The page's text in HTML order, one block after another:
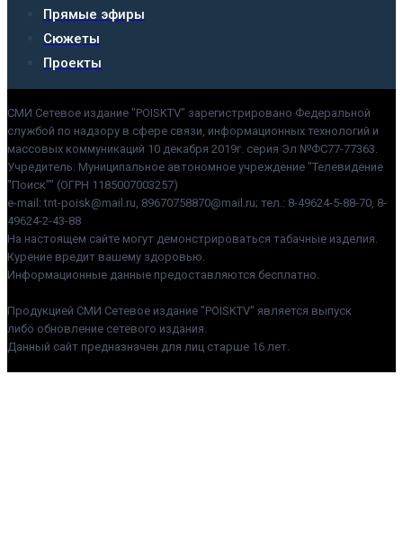
Прямые эфиры
Сюжеты
Проекты
СМИ Сетевое издание "POISKTV" зарегистрировано Федеральной
службой по надзору в сфере связи, информационных технологий и
массовых коммуникаций 10 декабря 2019г. серия Эл №ФС77-77363.
Учредитель: Муниципальное автономное учреждение "Телевидение
"Поиск"" (ОГРН 1185007003257)
e-mail: tnt-poisk@mail.ru, 89670758870@mail.ru; тел.: 8-49624-5-88-70, 8-
49624-2-43-88
На настоящем сайте могут демонстрироваться табачные изделия.
Курение вредит вашему здоровью.
Информационные данные предоставляются бесплатно.
Продукцией СМИ Сетевое издание "POISKTV" является выпуск
либо обновление сетевого издания.
Данный сайт предназначен для лиц старше 16 лет.